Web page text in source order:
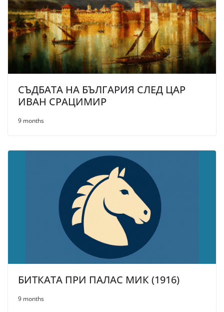
СЪДБАТА НА БЪЛГАРИЯ СЛЕД ЦАР
ИВАН СРАЦИМИР
9 months
БИТКАТА ПРИ ПАЛАС МИК (1916)
9 months